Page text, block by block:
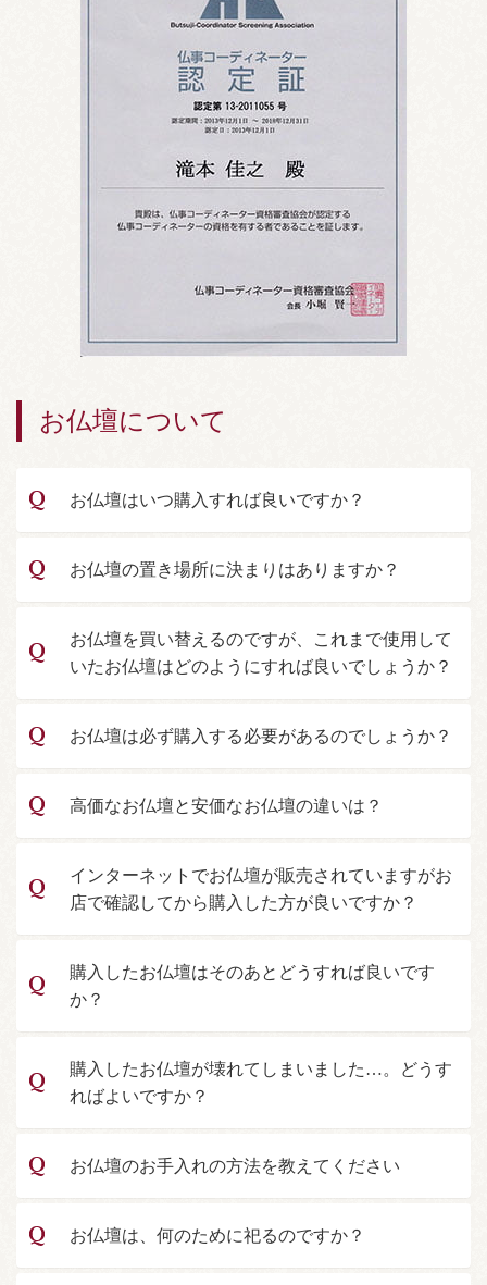
お仏壇について
お仏壇はいつ購入すれば良いですか？
お仏壇の置き場所に決まりはありますか？
お仏壇を買い替えるのですが、これまで使用して
いたお仏壇はどのようにすれば良いでしょうか？
お仏壇は必ず購入する必要があるのでしょうか？
高価なお仏壇と安価なお仏壇の違いは？
インターネットでお仏壇が販売されていますがお
店で確認してから購入した方が良いですか？
購入したお仏壇はそのあとどうすれば良いです
か？
購入したお仏壇が壊れてしまいました…。どうす
ればよいですか？
お仏壇のお手入れの方法を教えてください
お仏壇は、何のために祀るのですか？